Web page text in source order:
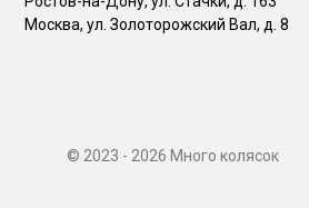
Москва, ул. Золоторожский Вал, д. 8
© 2023 - 2026 Много колясок